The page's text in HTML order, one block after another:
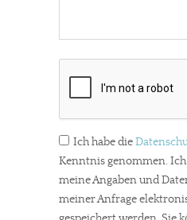
Ich habe die
Kenntnis genommen. Ich
meine Angaben und
meiner Anfrage